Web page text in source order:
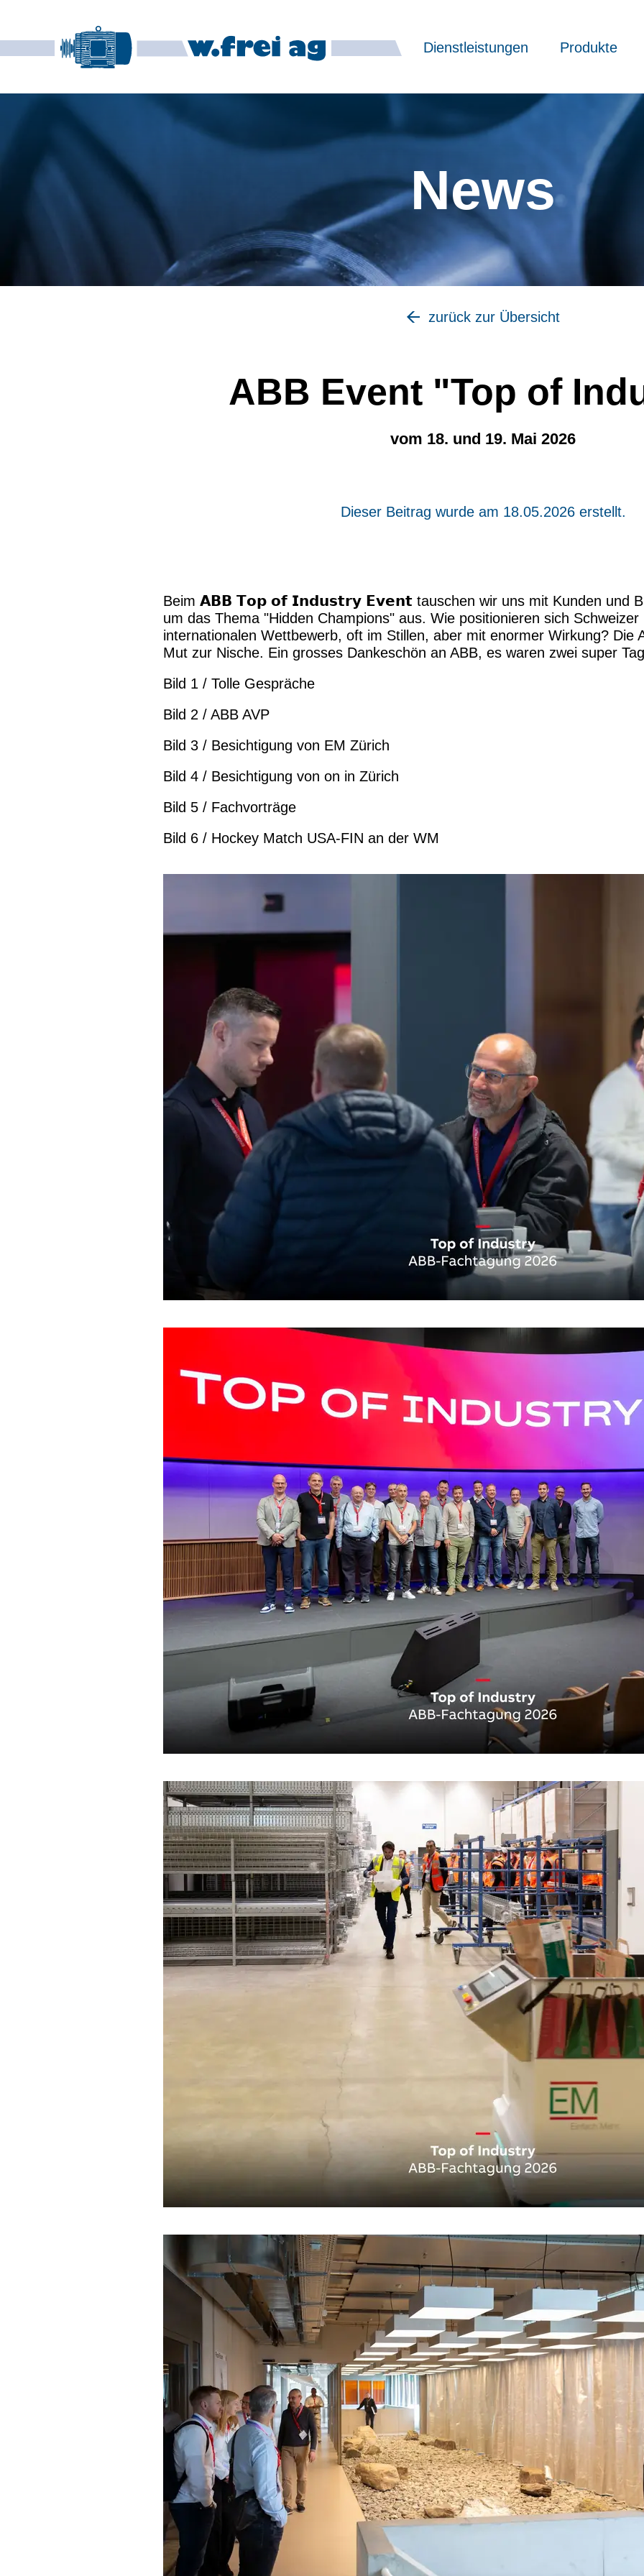
Dienstleistungen Produkte
News
zurück zur Übersicht
ABB Event "Top of
vom 18. und 19. Mai 2026
Dieser Beitrag wurde am 18.05.2026 erstellt.
Beim 𝗔𝗕𝗕 𝗧𝗼𝗽 𝗼𝗳 𝗜𝗻𝗱𝘂𝘀𝘁𝗿𝘆 𝗘𝘃𝗲𝗻𝘁 tauschen wir uns mit Kunden und
um das Thema "Hidden Champions" aus. Wie positionieren sich Schweizer
internationalen Wettbewerb, oft im Stillen, aber mit enormer Wirkung? Die
Mut zur Nische. Ein grosses Dankeschön an ABB, es waren zwei super
Bild 1 / Tolle Gespräche
Bild 2 / ABB AVP
Bild 3 / Besichtigung von EM Zürich
Bild 4 / Besichtigung von on in Zürich
Bild 5 / Fachvorträge
Bild 6 / Hockey Match USA-FIN an der WM